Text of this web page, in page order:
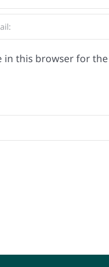
in this browser for